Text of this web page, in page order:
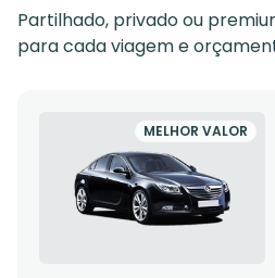
Partilhado, privado ou
para cada viagem e
MELHOR VALOR